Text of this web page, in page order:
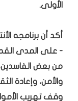
الأولى.
أكد أن برنامجه
- على المدى
من بعض
والأمن، وإعادة
وقف تهريب